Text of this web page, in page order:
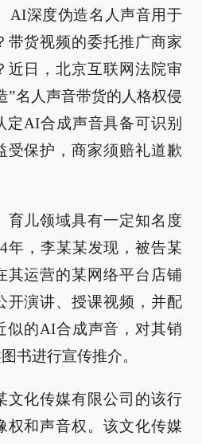
AI深度伪造名人声音用于
带货视频的委托推广商家
近日，北京互联网法院审
”名人声音带货的人格权侵
定AI合成声音具备可识别
受保护，商家须赔礼道歉
育儿领域具有一定知名度
年，李某某发现，被告某
其运营的某网络平台店铺
开演讲、授课视频，并配
似的AI合成声音，对其销
书进行宣传推介。
文化传媒有限公司的该行
权和声音权。该文化传媒